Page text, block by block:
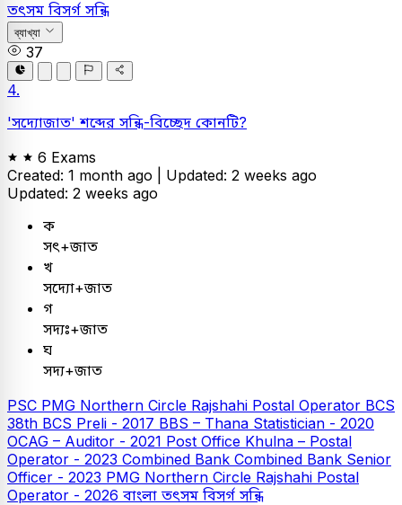
তৎসম বিসর্গ সন্ধি
ব্যাখ্যা
37
4.
'সদ্যোজাত' শব্দের সন্ধি-বিচ্ছেদ কোনটি?
6 Exams
Created: 1 month ago | Updated: 2 weeks ago
Updated: 2 weeks ago
ক
সৎ+জাত
খ
সদ্যো+জাত
গ
সদ্যঃ+জাত
ঘ
সদ্য+জাত
PSC PMG Northern Circle Rajshahi Postal Operator BCS
38th BCS Preli - 2017 BBS – Thana Statistician - 2020
OCAG – Auditor - 2021 Post Office Khulna – Postal
Operator - 2023 Combined Bank Combined Bank Senior
Officer - 2023 PMG Northern Circle Rajshahi Postal
Operator - 2026 বাংলা তৎসম বিসর্গ সন্ধি